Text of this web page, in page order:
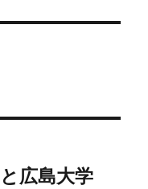
広島大学